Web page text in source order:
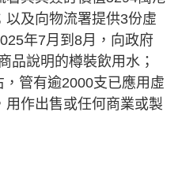
以及向物流署提供3份虛
年7月到8月，向政府
品說明的樽裝飲用水；
管有逾2000支已應用虛
作出售或任何商業或製